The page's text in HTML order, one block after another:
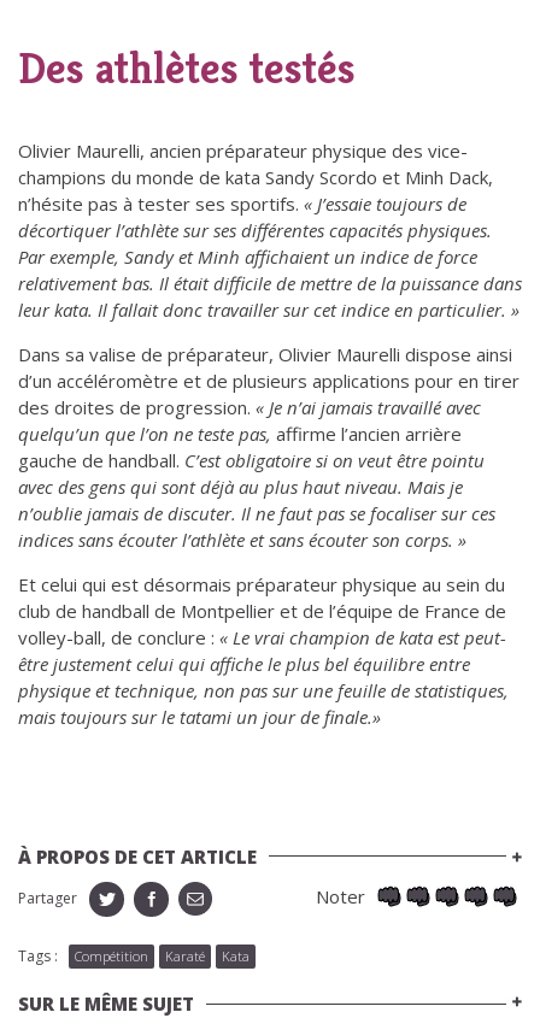
Des athlètes testés
Olivier Maurelli, ancien préparateur physique des vice-
champions du monde de kata Sandy Scordo et Minh Dack,
n’hésite pas à tester ses sportifs. « J’essaie toujours de
décortiquer l’athlète sur ses différentes capacités physiques.
Par exemple, Sandy et Minh affichaient un indice de force
relativement bas. Il était difficile de mettre de la puissance dans
leur kata. Il fallait donc travailler sur cet indice en particulier. »
Dans sa valise de préparateur, Olivier Maurelli dispose ainsi
d’un accéléromètre et de plusieurs applications pour en tirer
des droites de progression. « Je n’ai jamais travaillé avec
quelqu’un que l’on ne teste pas, affirme l’ancien arrière
gauche de handball. C’est obligatoire si on veut être pointu
avec des gens qui sont déjà au plus haut niveau. Mais je
n’oublie jamais de discuter. Il ne faut pas se focaliser sur ces
indices sans écouter l’athlète et sans écouter son corps. »
Et celui qui est désormais préparateur physique au sein du
club de handball de Montpellier et de l’équipe de France de
volley-ball, de conclure : « Le vrai champion de kata est peut-
être justement celui qui affiche le plus bel équilibre entre
physique et technique, non pas sur une feuille de statistiques,
mais toujours sur le tatami un jour de finale.»
À PROPOS DE CET ARTICLE
Partager Noter
Tags : Compétition Karaté Kata
SUR LE MÊME SUJET